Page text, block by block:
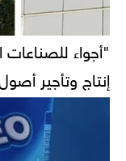
"أجواء
إنتاج وتأجير